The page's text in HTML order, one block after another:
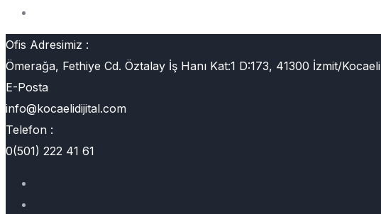
Ofis Adresimiz :
Ömerağa, Fethiye Cd. Öztalay İş Hanı Kat:1 D:173, 41300 İzmit/Kocaeli
E-Posta
info@kocaelidijital.com
Telefon :
0(501) 222 41 61